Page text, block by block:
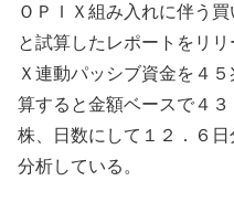
ＯＰＩＸ組み入れに伴う
と試算したレポートをリ
Ｘ連動パッシブ資金を４
算すると金額ベースで４
株、日数にして１２．６
分析している。